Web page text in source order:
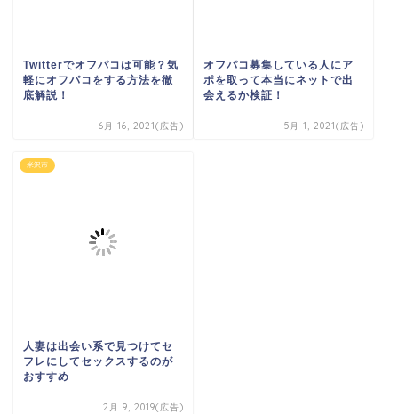
Twitterでオフパコは可能？気
軽にオフパコをする方法を徹
底解説！
6月 16, 2021(広告)
オフパコ募集している人にア
ポを取って本当にネットで出
会えるか検証！
5月 1, 2021(広告)
米沢市
人妻は出会い系で見つけてセ
フレにしてセックスするのが
おすすめ
2月 9, 2019(広告)